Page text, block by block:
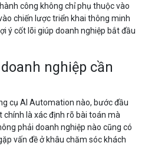
công không chỉ phụ thuộc vào
chiến lược triển khai thông minh
ý cốt lõi giúp doanh nghiệp bắt đầu
nghiệp cần
cụ AI Automation nào, bước đầu
là xác định rõ bài toán mà
phải doanh nghiệp nào cũng có
vấn đề ở khâu chăm sóc khách